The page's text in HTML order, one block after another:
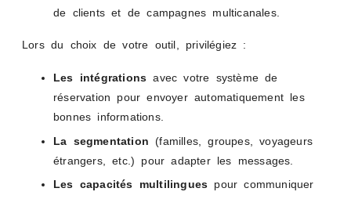
de clients et de campagnes multicanales.
Lors du choix de votre outil, privilégiez :
Les intégrations avec votre système de
réservation pour envoyer automatiquement les
bonnes informations.
La segmentation (familles, groupes, voyageurs
étrangers, etc.) pour adapter les messages.
Les capacités multilingues pour communiquer